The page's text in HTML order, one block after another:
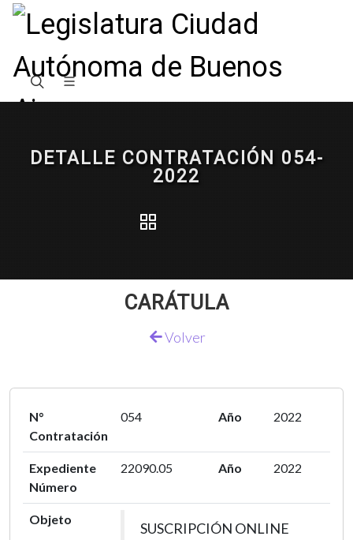
DETALLE CONTRATACIÓN 054-
2022
CARÁTULA
Volver
N°
Contratación
054 Año 2022
Expediente
Número
22090.05 Año 2022
Objeto
SUSCRIPCIÓN ONLINE